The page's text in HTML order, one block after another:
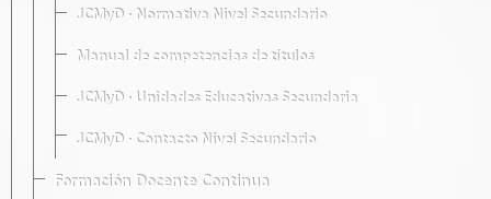
JCMyD · Normativa Nivel Secundario
Manual de competencias de títulos
JCMyD · Unidades Educativas Secundaria
JCMyD · Contacto Nivel Secundario
Formación Docente Continua